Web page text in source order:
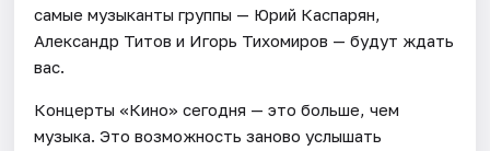
самые музыканты группы — Юрий Каспарян,
Александр Титов и Игорь Тихомиров — будут ждать
вас.
Концерты «Кино» сегодня — это больше, чем
музыка. Это возможность заново услышать